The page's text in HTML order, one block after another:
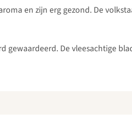
en zijn erg gezond. De
gewaardeerd. De vleesachtige